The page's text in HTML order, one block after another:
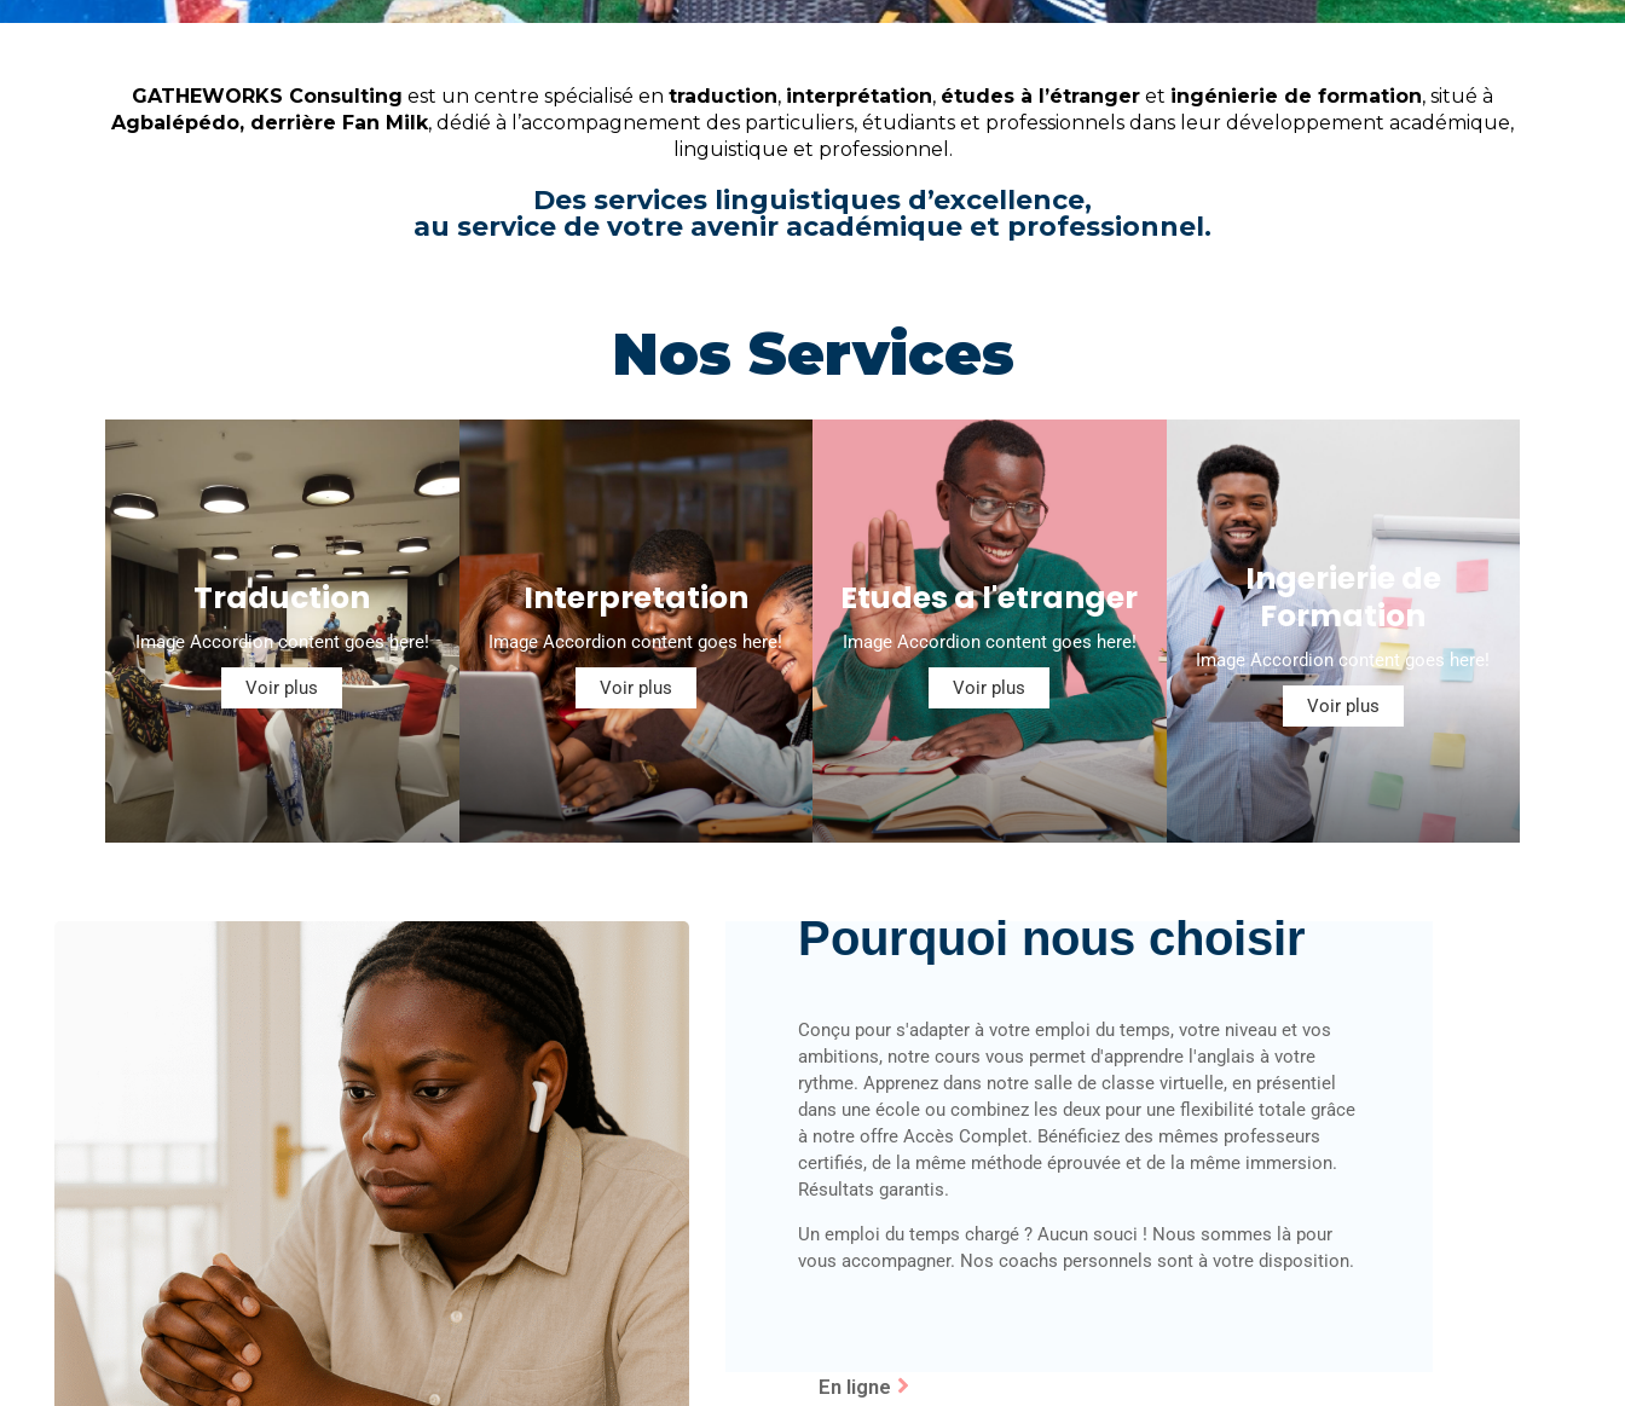
Langues &
opportunités
globales
GATHEWORKS Consulting est un centre spécialisé en traduction, interprétation, études à l’étranger et ingénierie de formation, situé à
Agbalépédo, derrière Fan Milk, dédié à l’accompagnement des particuliers, étudiants et professionnels dans leur développement académique,
linguistique et professionnel.
Des services linguistiques d’excellence,
au service de votre avenir académique et professionnel.
Nos Services
Traduction
Image Accordion content goes here!
Voir plus
Interpretation
Image Accordion content goes here!
Voir plus
Etudes a l'etranger
Image Accordion content goes here!
Voir plus
Ingerierie de
Formation
Image Accordion content goes here!
Voir plus
Pourquoi nous choisir
Conçu pour s'adapter à votre emploi du temps, votre niveau et vos
ambitions, notre cours vous permet d'apprendre l'anglais à votre
rythme. Apprenez dans notre salle de classe virtuelle, en présentiel
dans une école ou combinez les deux pour une flexibilité totale grâce
à notre offre Accès Complet. Bénéficiez des mêmes professeurs
certifiés, de la même méthode éprouvée et de la même immersion.
Résultats garantis.
Un emploi du temps chargé ? Aucun souci ! Nous sommes là pour
vous accompagner. Nos coachs personnels sont à votre disposition.
En ligne